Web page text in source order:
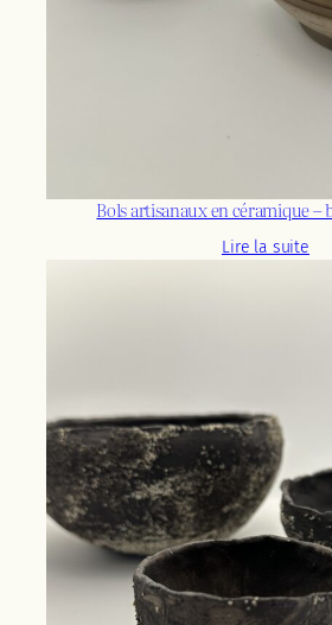
Bols artisanaux en céramique
Lire la suite